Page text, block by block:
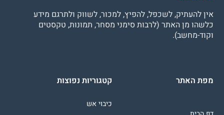
אין להעתיק, לשכפל, להפיץ, למכור, לשווק ולתרגם מידע
כלשהו מן האתר (לרבות סימני מסחר, תמונות, טקסטים
וקוד-מחשב).
מפת האתר קטגוריות נפוצות
כיבוי אש